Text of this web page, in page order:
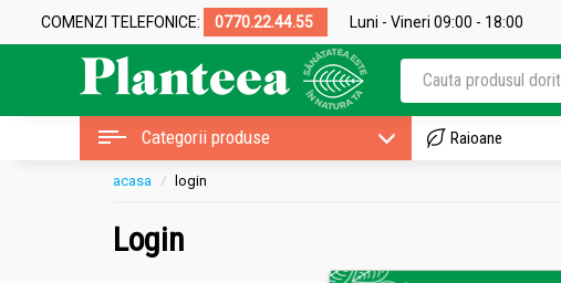
COMENZI TELEFONICE: 0770.22.44.55 Luni - Vineri 09:00 - 18:00
Categorii produse Raioane
acasa login
Login